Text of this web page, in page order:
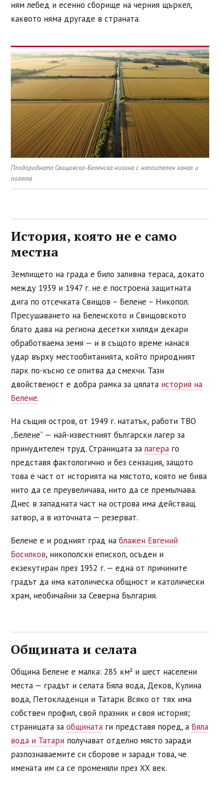
ням лебед и есенно сборище на черния щъркел,
каквото няма другаде в страната.
Плодородната Свищовско-Беленска низина с напоителен канал и
полета
История, която не е само
местна
Землището на града е било заливна тераса, докато
между 1939 и 1947 г. не е построена защитната
дига по отсечката Свищов – Белене – Никопол.
Пресушаването на Беленското и Свищовското
блато дава на региона десетки хиляди декари
обработваема земя — и в същото време нанася
удар върху местообитанията, който природният
парк по-късно се опитва да смекчи. Тази
двойственост е добра рамка за цялата история на
Белене.
На същия остров, от 1949 г. нататък, работи ТВО
„Белене“ — най-известният български лагер за
принудителен труд. Страницата залагера го
представя фактологично и без сензация, защото
това е част от историята на мястото, която не бива
нито да се преувеличава, нито да се премълчава.
Днес в западната част на острова има действащ
затвор, а в източната — резерват.
Белене е и родният град на блажен Евгений
Босилков, никополски епископ, осъден и
екзекутиран през 1952 г. — една от причините
градът да има католическа общност и католически
храм, необичайни за Северна България.
Общината и селата
Община Белене е малка: 285 км² и шест населени
места — градът и селата Бяла вода, Деков, Кулина
вода, Петокладенци и Татари. Всяко от тях има
собствен профил, свой празник и своя история;
страницата за общината ги представя поред, а Бяла
вода и Татари получават отделно място заради
разпознаваемите си сборове и заради това, че
имената им са се променяли през ХХ век.